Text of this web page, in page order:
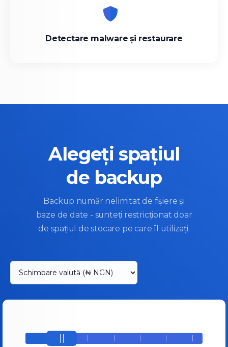
Detectare malware și restaurare
Alegeți spațiul
de backup
Backup număr nelimitat de fișiere și
baze de date - sunteți restricționat doar
de spațiul de stocare pe care îl utilizați.